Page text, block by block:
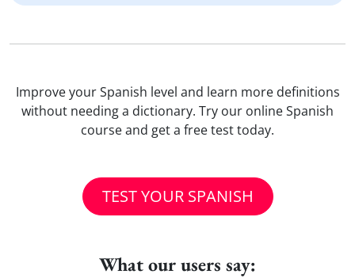
Improve your Spanish level and learn more definitions
without needing a dictionary. Try our online Spanish
course and get a free test today.
TEST YOUR SPANISH
What our users say: